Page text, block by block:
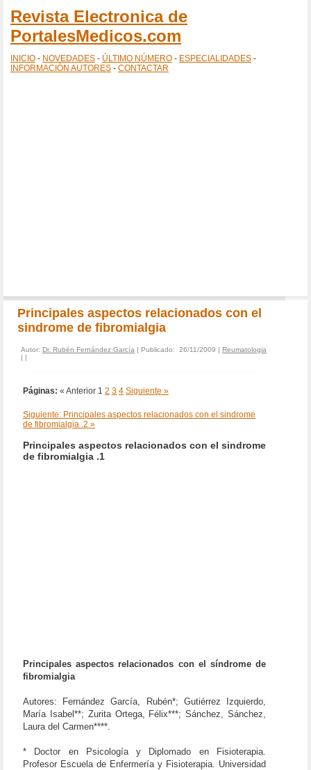
Revista Electronica de
PortalesMedicos.com
INICIO - NOVEDADES - ÚLTIMO NÚMERO - ESPECIALIDADES -
INFORMACIÓN AUTORES - CONTACTAR
Principales aspectos relacionados con el
sindrome de fibromialgia
Autor: Dr. Rubén Fernández García | Publicado: 26/11/2009 | Reumatologia
| |
Páginas: « Anterior 1 2 3 4 Siguiente »
Siguiente: Principales aspectos relacionados con el sindrome
de fibromialgia .2 »
Principales aspectos relacionados con el sindrome
de fibromialgia .1
Principales aspectos relacionados con el síndrome de
fibromialgia
Autores: Fernández García, Rubén*; Gutiérrez Izquierdo,
María Isabel**; Zurita Ortega, Félix***; Sánchez, Sánchez,
Laura del Carmen****.
* Doctor en Psicología y Diplomado en Fisioterapia.
Profesor Escuela de Enfermería y Fisioterapia. Universidad